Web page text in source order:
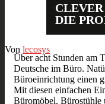
DIE
Von lecosys
Über acht Stunden am
Deutsche im Büro.
Büroeinrichtung einen
Mit diesen einfachen
Büromöbel, Bürostühle